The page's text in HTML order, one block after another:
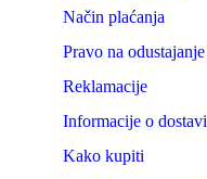
Način plaćanja
Pravo na odustajanje
Reklamacije
Informacije o dostavi
Kako kupiti